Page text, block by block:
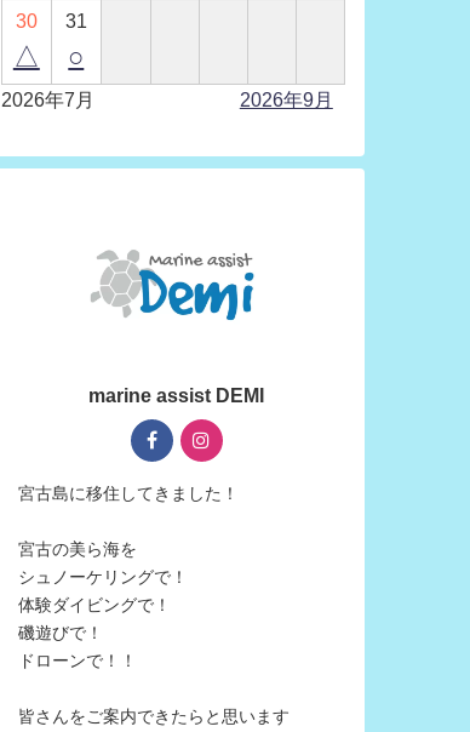
30
△
31
○
2026年7月 2026年9月
marine assist DEMI
宮古島に移住してきました！
宮古の美ら海を
シュノーケリングで！
体験ダイビングで！
磯遊びで！
ドローンで！！
皆さんをご案内できたらと思います